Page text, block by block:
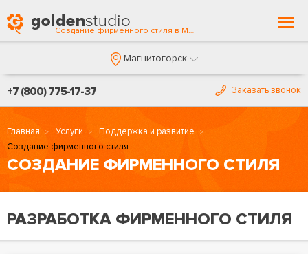
Создание фирменного стиля в Магнитогорске
Магнитогорск
+7 (800) 775-17-37 Заказать звонок
Главная Услуги
Поддержка и развитие
Создание фирменного стиля
СОЗДАНИЕ ФИРМЕННОГО СТИЛЯ
РАЗРАБОТКА ФИРМЕННОГО СТИЛЯ